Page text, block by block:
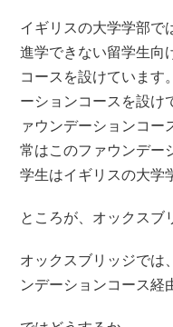
イギリスの大学学部で
進学できない留学生向
コースを設けています
ーションコースを設け
ァウンデーションコー
常はこのファウンデー
学生はイギリスの大学
ところが、オックスブ
オックスブリッジでは
ンデーションコース経